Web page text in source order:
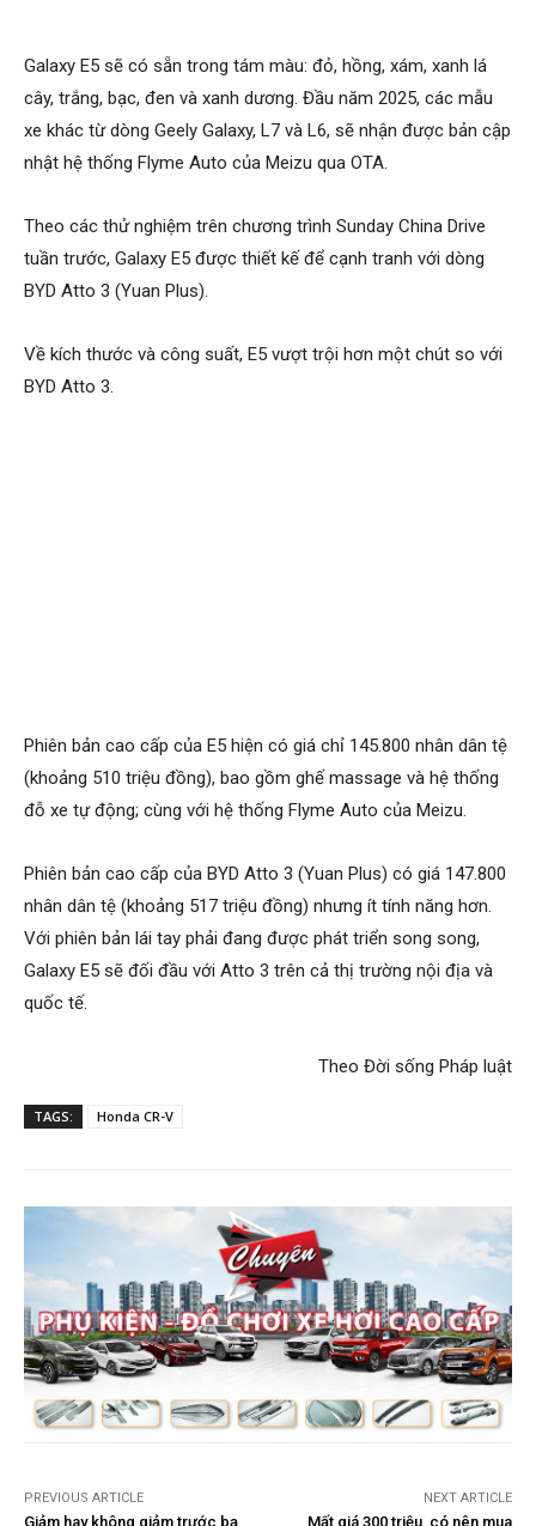
Galaxy E5 sẽ có sẵn trong tám màu: đỏ, hồng, xám, xanh lá
cây, trắng, bạc, đen và xanh dương. Đầu năm 2025, các mẫu
xe khác từ dòng Geely Galaxy, L7 và L6, sẽ nhận được bản cập
nhật hệ thống Flyme Auto của Meizu qua OTA.
Theo các thử nghiệm trên chương trình Sunday China Drive
tuần trước, Galaxy E5 được thiết kế để cạnh tranh với dòng
BYD Atto 3 (Yuan Plus).
Về kích thước và công suất, E5 vượt trội hơn một chút so với
BYD Atto 3.
Phiên bản cao cấp của E5 hiện có giá chỉ 145.800 nhân dân tệ
(khoảng 510 triệu đồng), bao gồm ghế massage và hệ thống
đỗ xe tự động; cùng với hệ thống Flyme Auto của Meizu.
Phiên bản cao cấp của BYD Atto 3 (Yuan Plus) có giá 147.800
nhân dân tệ (khoảng 517 triệu đồng) nhưng ít tính năng hơn.
Với phiên bản lái tay phải đang được phát triển song song,
Galaxy E5 sẽ đối đầu với Atto 3 trên cả thị trường nội địa và
quốc tế.
Theo Đời sống Pháp luật​
TAGS: Honda CR-V
PREVIOUS ARTICLE
Giảm hay không giảm trước bạ
NEXT ARTICLE
Mất giá 300 triệu, có nên mua